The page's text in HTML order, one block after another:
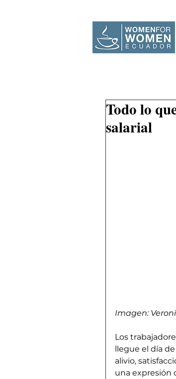
Todo lo
salarial
Imagen:
Los
llegue el día
alivio,
una expresión